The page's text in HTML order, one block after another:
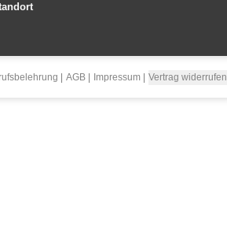
AGB Impressum Vertrag widerrufen